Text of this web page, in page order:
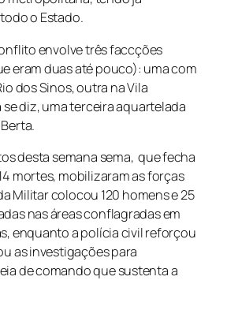
o Estado.
envolve três faccções
eram duas até pouco): uma com
dos Sinos, outra na Vila
diz, uma terceira aquartelada
desta semana sema, que fecha
mortes, mobilizaram as forças
Militar colocou 120 homens e 25
nas áreas conflagradas em
enquanto a polícia civil reforçou
as investigações para
de comando que sustenta a